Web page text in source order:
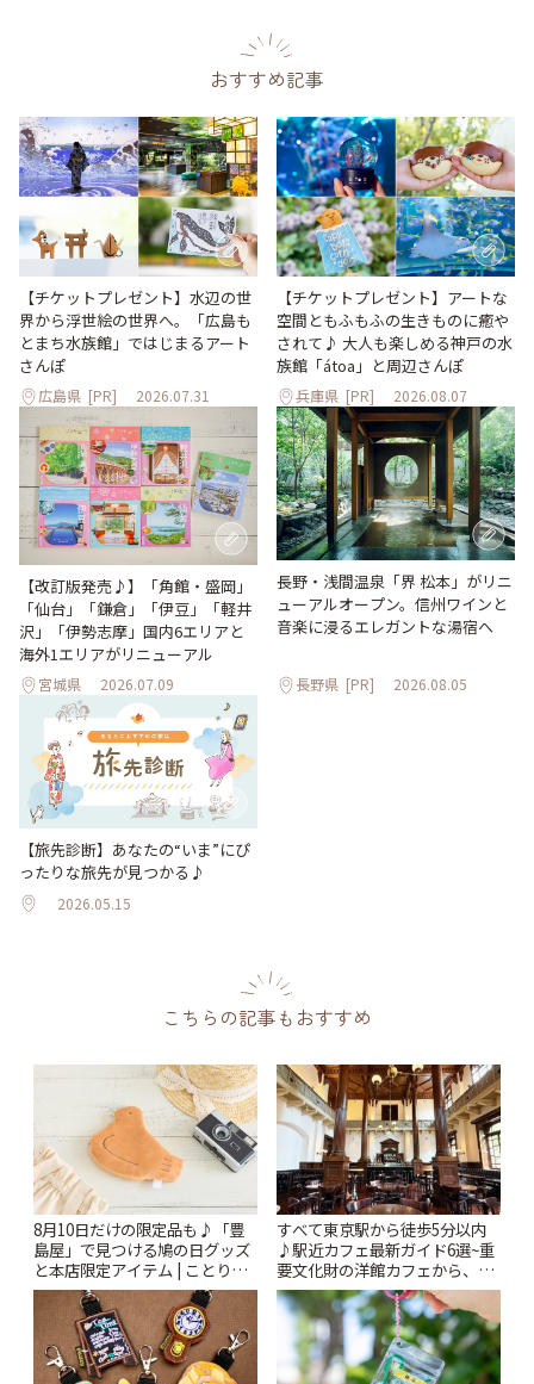
おすすめ記事
【チケットプレゼント】水辺の世
界から浮世絵の世界へ。「広島も
とまち水族館」ではじまるアート
さんぽ
広島県 [PR] 2026.07.31
【チケットプレゼント】アートな
空間ともふもふの生きものに癒や
されて♪ 大人も楽しめる神戸の水
族館「átoa」と周辺さんぽ
兵庫県 [PR] 2026.08.07
【改訂版発売♪】「角館・盛岡」
「仙台」「鎌倉」「伊豆」「軽井
沢」「伊勢志摩」国内6エリアと
海外1エリアがリニューアル
宮城県 2026.07.09
長野・浅間温泉「界 松本」がリニ
ューアルオープン。信州ワインと
音楽に浸るエレガントな湯宿へ
長野県 [PR] 2026.08.05
【旅先診断】あなたの“いま”にぴ
ったりな旅先が見つかる♪
2026.05.15
こちらの記事もおすすめ
8月10日だけの限定品も♪「豊
島屋」で見つける鳩の日グッズ
と本店限定アイテム | ことりっ
ぷ
すべて東京駅から徒歩5分以内
♪駅近カフェ最新ガイド6選~重
要文化財の洋館カフェから、改
札すぐのレトロ喫茶まで~ | こと
りっぷ